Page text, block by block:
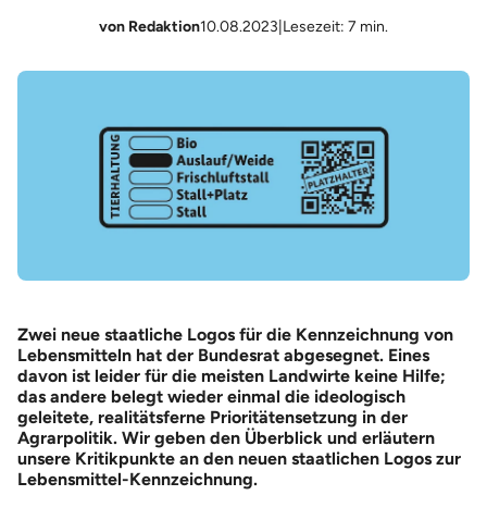
von Redaktion10.08.2023 Lesezeit: 7 min.
Zwei neue staatliche Logos für die Kennzeichnung von
Lebensmitteln hat der Bundesrat abgesegnet. Eines
davon ist leider für die meisten Landwirte keine Hilfe;
das andere belegt wieder einmal die ideologisch
geleitete, realitätsferne Prioritätensetzung in der
Agrarpolitik. Wir geben den Überblick und erläutern
unsere Kritikpunkte an den neuen staatlichen Logos zur
Lebensmittel-Kennzeichnung.